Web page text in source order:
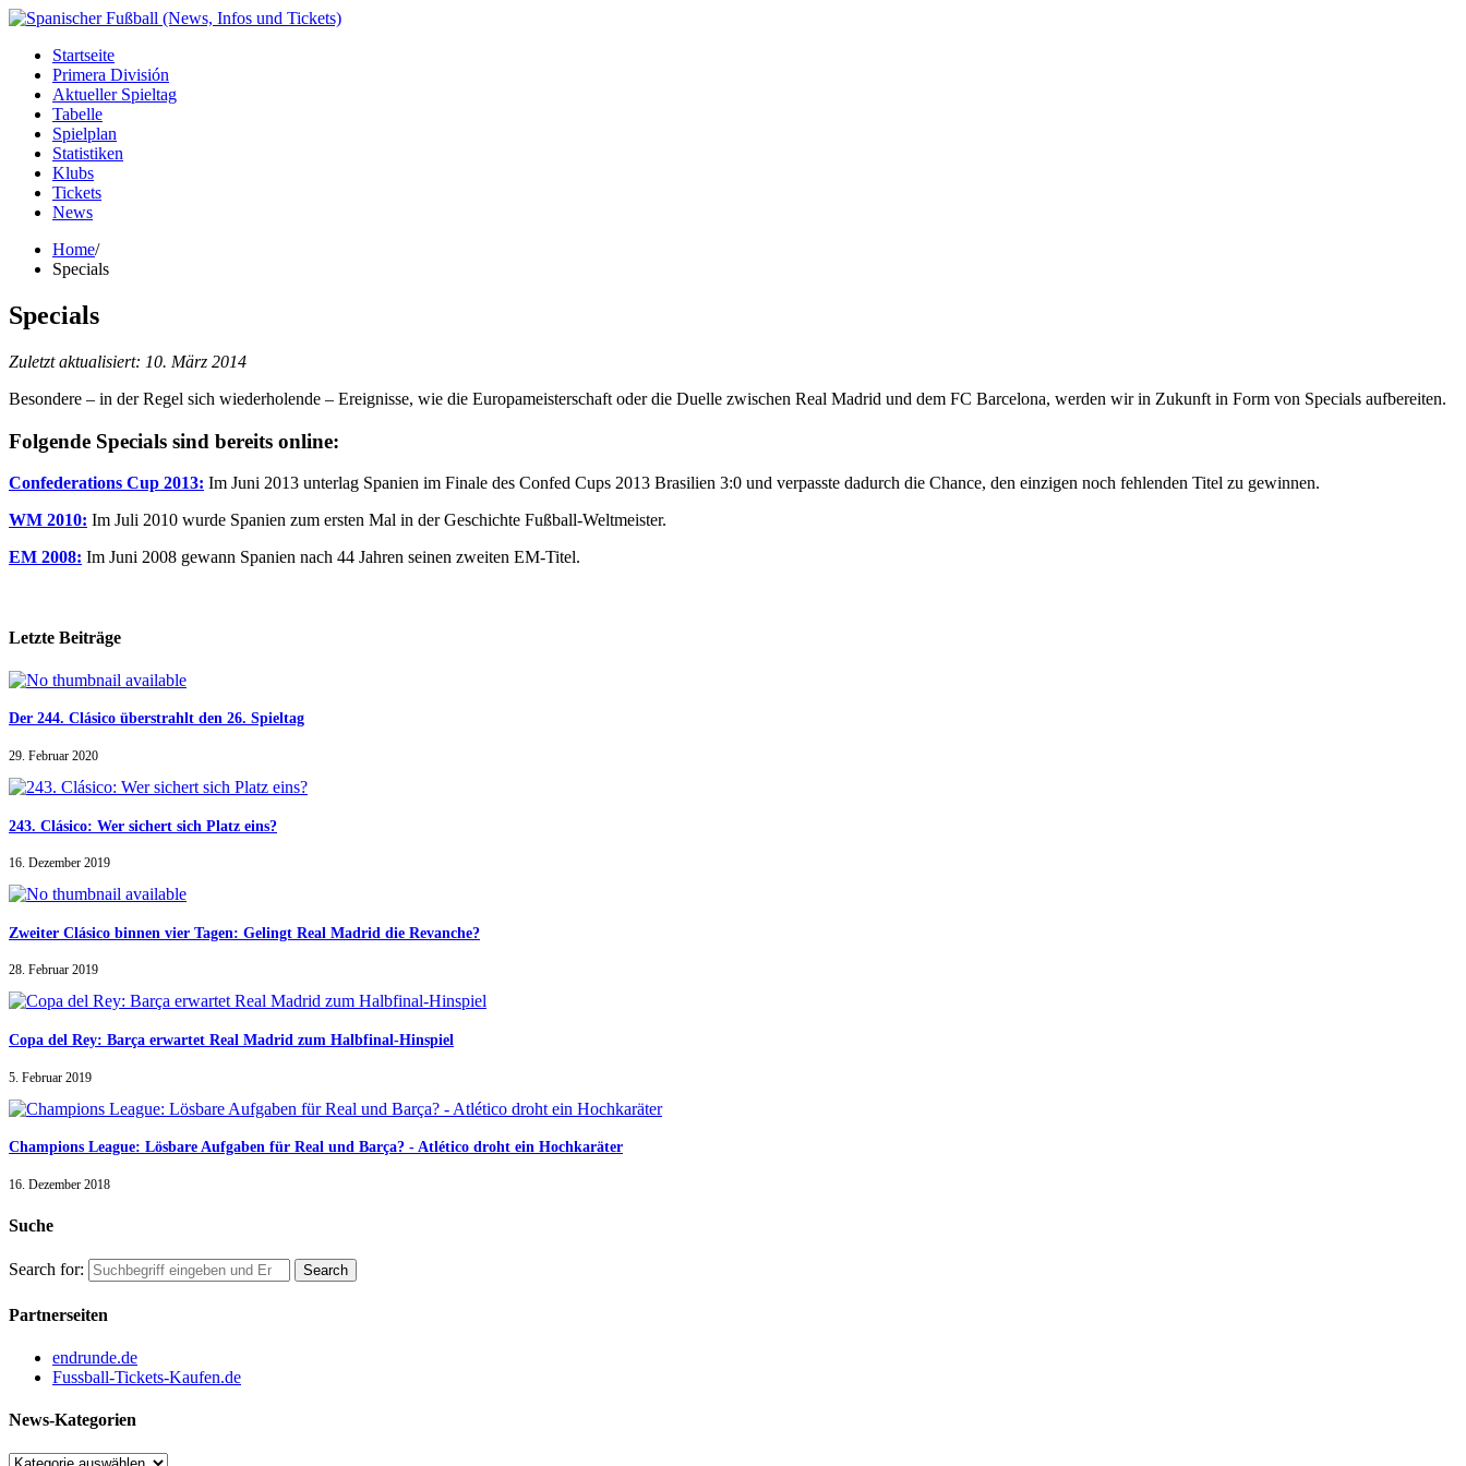
Startseite
Primera División
Aktueller Spieltag
Tabelle
Spielplan
Statistiken
Klubs
Tickets
News
Home/
Specials
Specials
Zuletzt aktualisiert: 10. März 2014
Besondere – in der Regel sich wiederholende – Ereignisse, wie die Europameisterschaft oder die Duelle zwischen Real Madrid und dem FC Barcelona, werden wir in Zukunft in Form von Specials aufbereiten.
Folgende Specials sind bereits online:
Confederations Cup 2013: Im Juni 2013 unterlag Spanien im Finale des Confed Cups 2013 Brasilien 3:0 und verpasste dadurch die Chance, den einzigen noch fehlenden Titel zu gewinnen.
WM 2010: Im Juli 2010 wurde Spanien zum ersten Mal in der Geschichte Fußball-Weltmeister.
EM 2008: Im Juni 2008 gewann Spanien nach 44 Jahren seinen zweiten EM-Titel.
Letzte Beiträge
Der 244. Clásico überstrahlt den 26. Spieltag
29. Februar 2020
243. Clásico: Wer sichert sich Platz eins?
16. Dezember 2019
Zweiter Clásico binnen vier Tagen: Gelingt Real Madrid die Revanche?
28. Februar 2019
Copa del Rey: Barça erwartet Real Madrid zum Halbfinal-Hinspiel
5. Februar 2019
Champions League: Lösbare Aufgaben für Real und Barça? - Atlético droht ein Hochkaräter
16. Dezember 2018
Suche
Search for:
Partnerseiten
endrunde.de
Fussball-Tickets-Kaufen.de
News-Kategorien